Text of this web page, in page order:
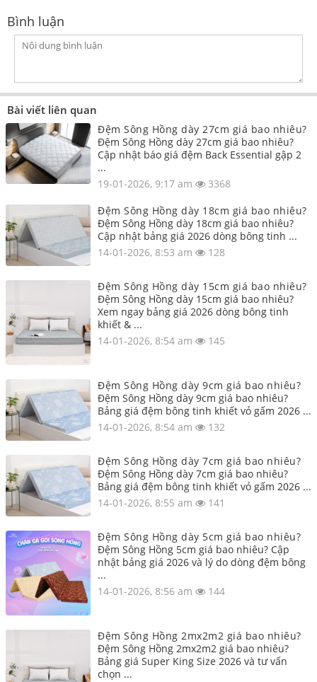
Bình luận
Bài viết liên quan
Đệm Sông Hồng dày 27cm giá bao nhiêu?
Đệm Sông Hồng dày 27cm giá bao nhiêu?
Cập nhật báo giá đệm Back Essential gập 2
...
19-01-2026, 9:17 am
3368
Đệm Sông Hồng dày 18cm giá bao nhiêu?
Đệm Sông Hồng dày 18cm giá bao nhiêu?
Cập nhật bảng giá 2026 dòng bông tinh ...
14-01-2026, 8:53 am
128
Đệm Sông Hồng dày 15cm giá bao nhiêu?
Đệm Sông Hồng dày 15cm giá bao nhiêu?
Xem ngay bảng giá 2026 dòng bông tinh
khiết & ...
14-01-2026, 8:54 am
145
Đệm Sông Hồng dày 9cm giá bao nhiêu?
Đệm Sông Hồng dày 9cm giá bao nhiêu?
Bảng giá đệm bông tinh khiết vỏ gấm 2026 ...
14-01-2026, 8:54 am
132
Đệm Sông Hồng dày 7cm giá bao nhiêu?
Đệm Sông Hồng dày 7cm giá bao nhiêu?
Bảng giá đệm bông tinh khiết vỏ gấm 2026 ...
14-01-2026, 8:55 am
141
Đệm Sông Hồng dày 5cm giá bao nhiêu?
Đệm Sông Hồng 5cm giá bao nhiêu? Cập
nhật bảng giá 2026 và lý do dòng đệm bông
...
14-01-2026, 8:56 am
144
Đệm Sông Hồng 2mx2m2 giá bao nhiêu?
Đệm Sông Hồng 2mx2m2 giá bao nhiêu?
Bảng giá Super King Size 2026 và tư vấn
chọn ...